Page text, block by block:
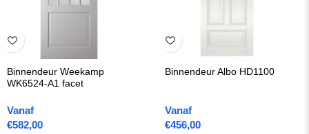
Binnendeur Weekamp
WK6524-A1 facet
Vanaf
€582,00
Binnendeur Albo HD1100
Vanaf
€456,00